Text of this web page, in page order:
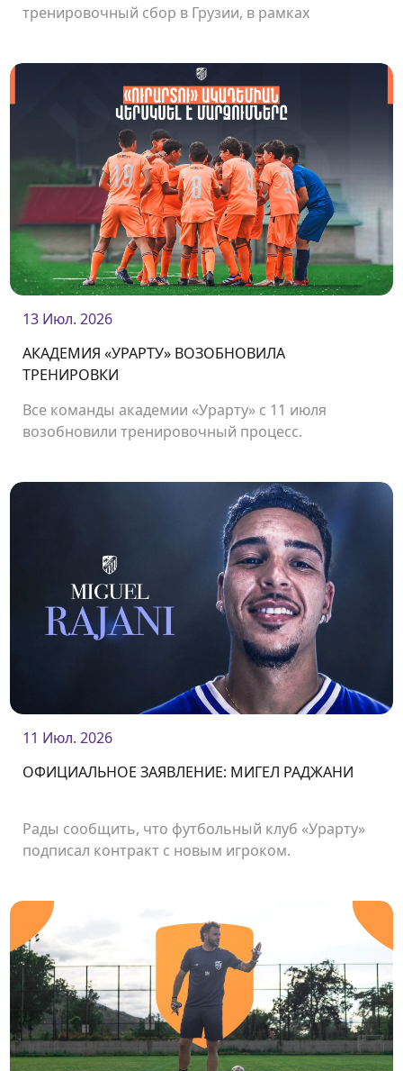
тренировочный сбор в Грузии, в рамках
13 Июл. 2026
АКАДЕМИЯ «УРАРТУ» ВОЗОБНОВИЛА
ТРЕНИРОВКИ
Все команды академии «Урарту» с 11 июля
возобновили тренировочный процесс.
11 Июл. 2026
ОФИЦИАЛЬНОЕ ЗАЯВЛЕНИЕ: МИГЕЛ РАДЖАНИ
Рады сообщить, что футбольный клуб «Урарту»
подписал контракт с новым игроком.